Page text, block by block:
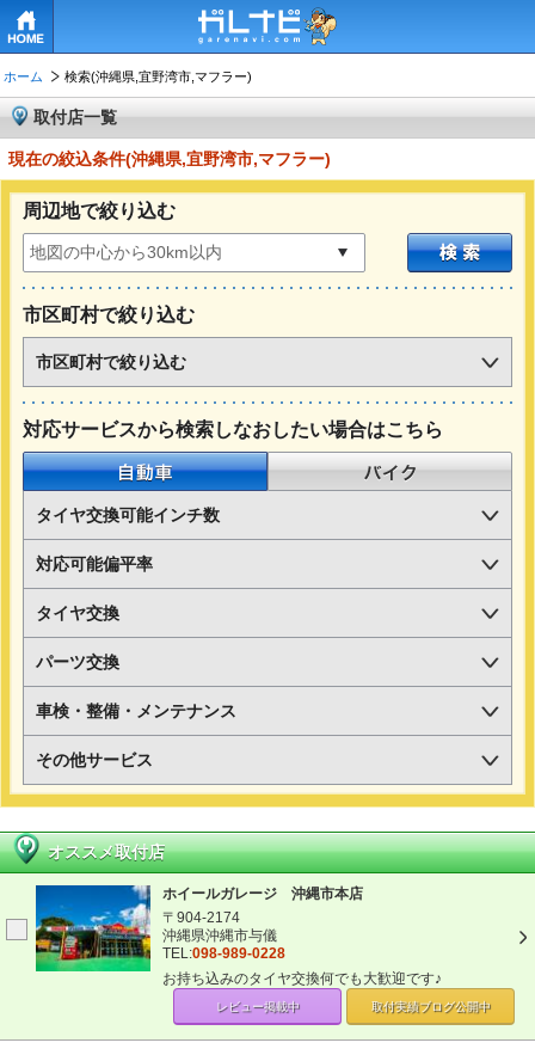
ホーム 検索(沖縄県,宜野湾市,マフラー)
取付店一覧
現在の絞込条件(沖縄県,宜野湾市,マフラー)
周辺地で絞り込む
市区町村で絞り込む
市区町村で絞り込む
対応サービスから検索しなおしたい場合はこちら
自動車
タイヤ交換可能インチ数
対応可能偏平率
タイヤ交換
パーツ交換
車検・整備・メンテナンス
その他サービス
オススメ取付店
ホイールガレージ 沖縄市本店
〒904-2174
沖縄県沖縄市与儀
TEL:098-989-0228
お持ち込みのタイヤ交換何でも大歓迎です♪
レビュー掲載中 取付実績ブログ公開中